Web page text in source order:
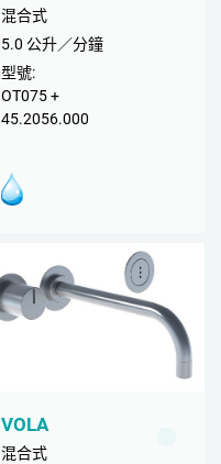
混合式
5.0 公升／分鐘
型號:
OT075 +
45.2056.000
VOLA
混合式